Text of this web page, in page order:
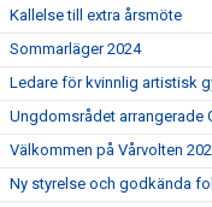
Kallelse till extra årsmöte
Sommarläger 2024
Ledare för kvinnlig artistisk
Ungdomsrådet arrangerade
Välkommen på Vårvolten
Ny styrelse och godkända